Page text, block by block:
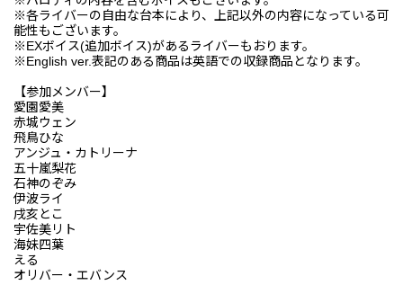
※各ライバーの自由な台本により、上記以外の内容になっている可
能性もございます。
※EXボイス(追加ボイス)があるライバーもおります。
※English ver.表記のある商品は英語での収録商品となります。
【参加メンバー】
愛園愛美
赤城ウェン
飛鳥ひな
アンジュ・カトリーナ
五十嵐梨花
石神のぞみ
伊波ライ
戌亥とこ
宇佐美リト
海妹四葉
える
オリバー・エバンス